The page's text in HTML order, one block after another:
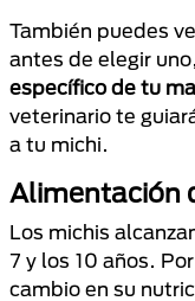
También puedes
antes de elegir
específico de tu
veterinario te
a tu michi.
Alimentación
Los michis
7 y los 10 años.
cambio en su